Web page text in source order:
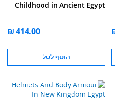
Childhood in Ancient Egypt
הוסף לסל